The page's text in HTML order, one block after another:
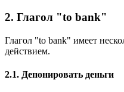
2. Глагол "to bank"
Глагол "to bank" имеет
действием.
2.1. Депонировать деньги